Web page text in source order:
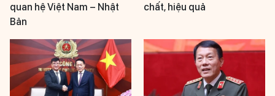
quan hệ Việt Nam – Nhật
Bản
chất, hiệu quả